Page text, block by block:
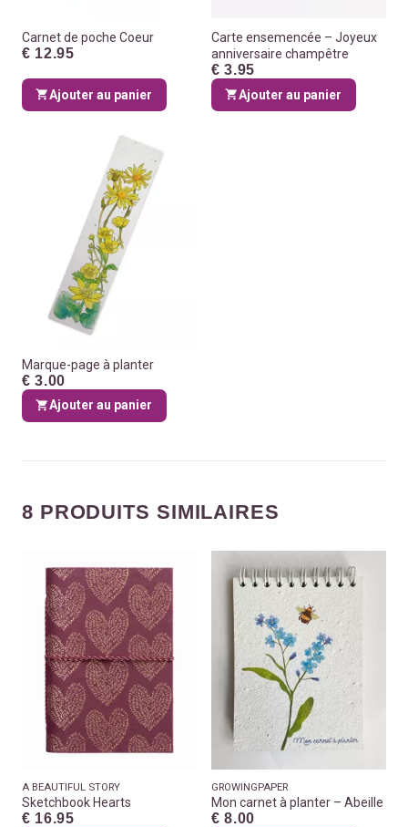
Carnet de poche Coeur
€ 12.95
Ajouter au panier
Carte ensemencée – Joyeux
anniversaire champêtre
€ 3.95
Ajouter au panier
Marque-page à planter
€ 3.00
Ajouter au panier
8 PRODUITS SIMILAIRES
A BEAUTIFUL STORY
Sketchbook Hearts
€ 16.95
GROWINGPAPER
Mon carnet à planter – Abeille
€ 8.00